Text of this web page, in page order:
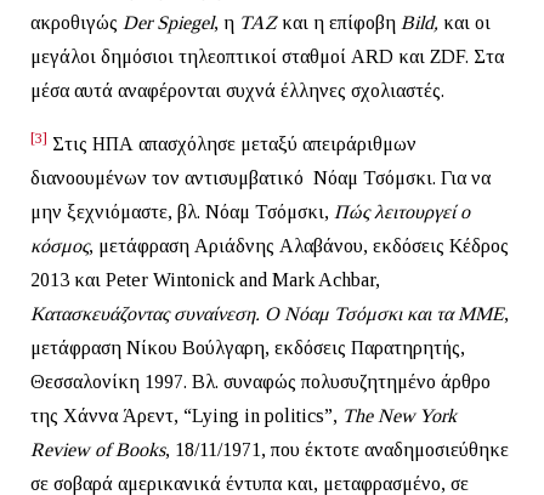
ακροθιγώς Der Spiegel, η ΤΑΖκαι η επίφοβη Bild, και οι
μεγάλοι δημόσιοι τηλεοπτικοί σταθμοί ARD και ZDF. Στα
μέσα αυτά αναφέρονται συχνά έλληνες σχολιαστές.
[3] Στις ΗΠΑ απασχόλησε μεταξύ απειράριθμων
διανοουμένων τον αντισυμβατικό Νόαμ Τσόμσκι. Για να
μην ξεχνιόμαστε, βλ. Νόαμ Τσόμσκι, Πώς λειτουργεί ο
κόσμος, μετάφραση Αριάδνης Αλαβάνου, εκδόσεις Κέδρος
2013 και Peter Wintonick and Mark Achbar,
Κατασκευάζοντας συναίνεση. Ο Νόαμ Τσόμσκι και τα ΜΜΕ,
μετάφραση Νίκου Βούλγαρη, εκδόσεις Παρατηρητής,
Θεσσαλονίκη 1997. Βλ. συναφώς πολυσυζητημένο άρθρο
της Χάννα Άρεντ, “Lying in politics”, The NewYork
ReviewofBooks, 18/11/1971, που έκτοτε αναδημοσιεύθηκε
σε σοβαρά αμερικανικά έντυπα και, μεταφρασμένο, σε